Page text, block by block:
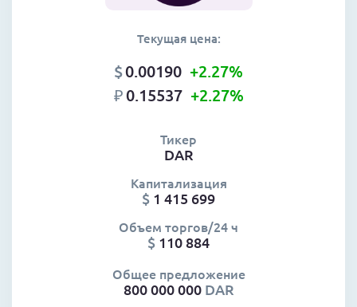
Текущая цена:
$0.00190 +2.27%
₽0.15537 +2.27%
Тикер
DAR
Капитализация
$ 1 415 699
Объем торгов/24 ч
$ 110 884
Общее предложение
800 000 000 DAR